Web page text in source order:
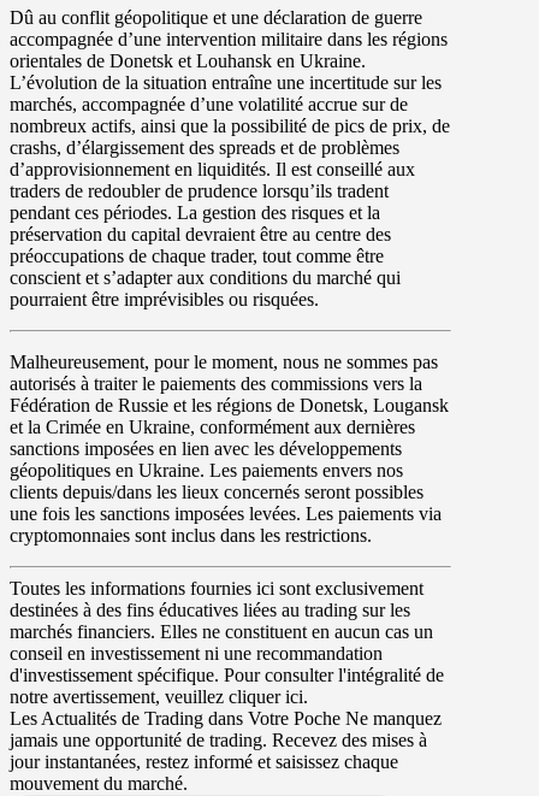
Dû au conflit géopolitique et une déclaration de guerre
accompagnée d’une intervention militaire dans les régions
orientales de Donetsk et Louhansk en Ukraine.
L’évolution de la situation entraîne une incertitude sur les
marchés, accompagnée d’une volatilité accrue sur de
nombreux actifs, ainsi que la possibilité de pics de prix, de
crashs, d’élargissement des spreads et de problèmes
d’approvisionnement en liquidités. Il est conseillé aux
traders de redoubler de prudence lorsqu’ils tradent
pendant ces périodes. La gestion des risques et la
préservation du capital devraient être au centre des
préoccupations de chaque trader, tout comme être
conscient et s’adapter aux conditions du marché qui
pourraient être imprévisibles ou risquées.
Malheureusement, pour le moment, nous ne sommes pas
autorisés à traiterle paiements des commissions vers la
Fédération de Russie et les régions de Donetsk, Lougansk
et la Crimée en Ukraine, conformément aux dernières
sanctions imposées en lien avec les développements
géopolitiques en Ukraine. Les paiements envers nos
clients depuis/dans les lieux concernés seront possibles
une fois les sanctions imposées levées. Les paiements via
cryptomonnaies sont inclus dans les restrictions.
Toutes les informations fournies ici sont exclusivement
destinées à des fins éducatives liées au trading sur les
marchés financiers. Elles ne constituent en aucun cas un
conseil en investissement ni une recommandation
d'investissement spécifique. Pour consulter l'intégralité de
notre avertissement, veuillez cliquer ici.
Les Actualités de Trading dans Votre Poche Ne manquez
jamais une opportunité de trading. Recevez des mises à
jour instantanées, restez informé et saisissez chaque
mouvement du marché.